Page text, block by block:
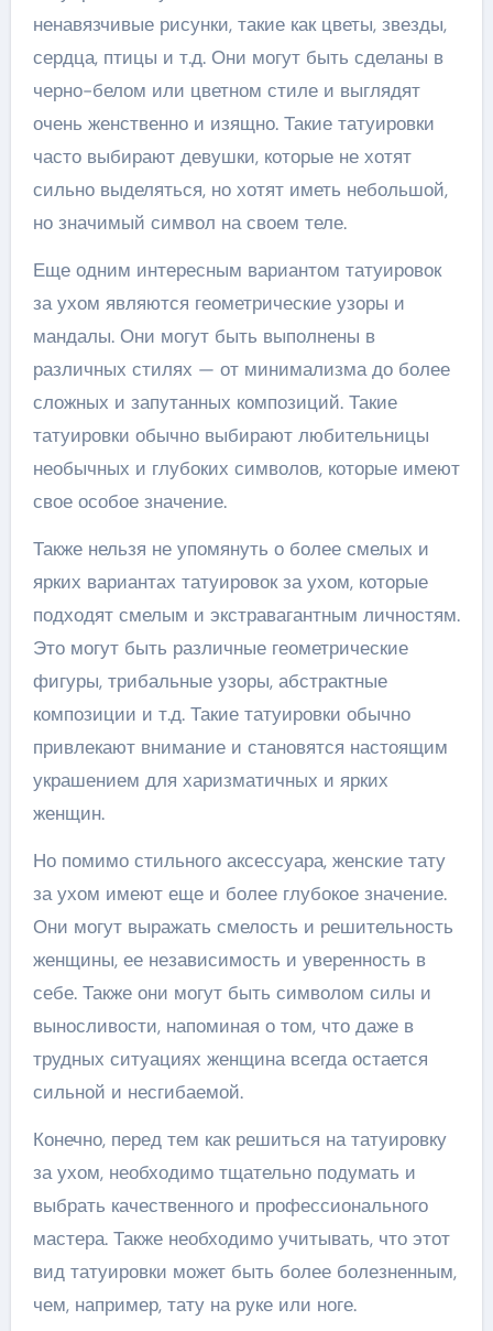
ненавязчивые рисунки, такие как цветы, звезды,
сердца, птицы и т.д. Они могут быть сделаны в
черно-белом или цветном стиле и выглядят
очень женственно и изящно. Такие татуировки
часто выбирают девушки, которые не хотят
сильно выделяться, но хотят иметь небольшой,
но значимый символ на своем теле.
Еще одним интересным вариантом татуировок
за ухом являются геометрические узоры и
мандалы. Они могут быть выполнены в
различных стилях — от минимализма до более
сложных и запутанных композиций. Такие
татуировки обычно выбирают любительницы
необычных и глубоких символов, которые имеют
свое особое значение.
Также нельзя не упомянуть о более смелых и
ярких вариантах татуировок за ухом, которые
подходят смелым и экстравагантным личностям.
Это могут быть различные геометрические
фигуры, трибальные узоры, абстрактные
композиции и т.д. Такие татуировки обычно
привлекают внимание и становятся настоящим
украшением для харизматичных и ярких
женщин.
Но помимо стильного аксессуара, женские тату
за ухом имеют еще и более глубокое значение.
Они могут выражать смелость и решительность
женщины, ее независимость и уверенность в
себе. Также они могут быть символом силы и
выносливости, напоминая о том, что даже в
трудных ситуациях женщина всегда остается
сильной и несгибаемой.
Конечно, перед тем как решиться на татуировку
за ухом, необходимо тщательно подумать и
выбрать качественного и профессионального
мастера. Также необходимо учитывать, что этот
вид татуировки может быть более болезненным,
чем, например, тату на руке или ноге.